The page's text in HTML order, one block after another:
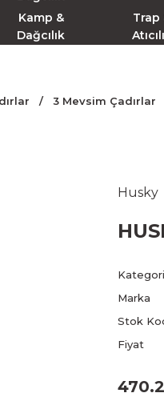
Kamp &
Dağcılık
Trap
3 Mevsim Çadırlar
Husky
Kategori
Marka
Stok
Fiyat